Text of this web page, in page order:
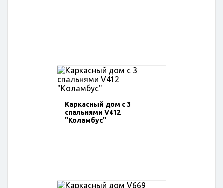
Каркасный дом с 3
спальнями V412
"Коламбус"